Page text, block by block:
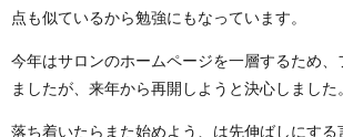
点も似ているから勉強にもなっています。
今年はサロンのホームページを一層するため
ましたが、来年から再開しようと決心しました
落ち着いたらまた始めよう、は先伸ばしにする